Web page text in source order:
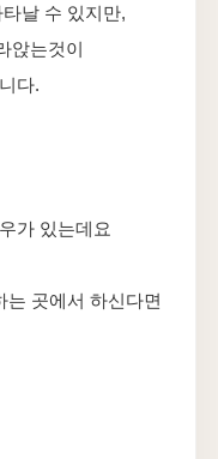
날 수 있지만,
앉는것이
다.
가 있는데요
는 곳에서 하신다면